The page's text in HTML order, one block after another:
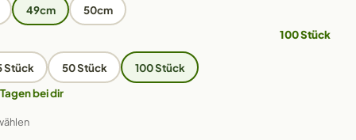
49cm
50cm
100 Stück
Stück 50 Stück
100 Stück
bei dir